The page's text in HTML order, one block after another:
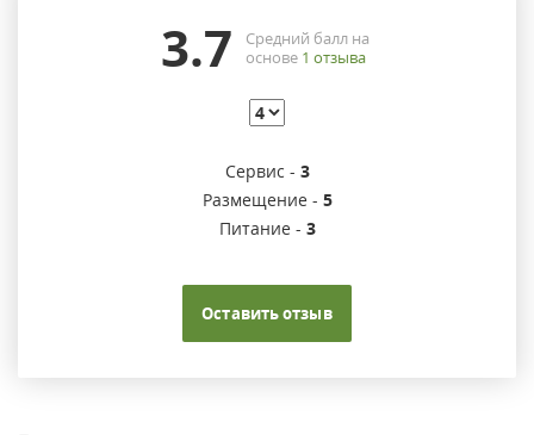
3.7
Средний балл на
основе 1 отзыва
Сервис - 3
Размещение - 5
Питание - 3
Оставить отзыв